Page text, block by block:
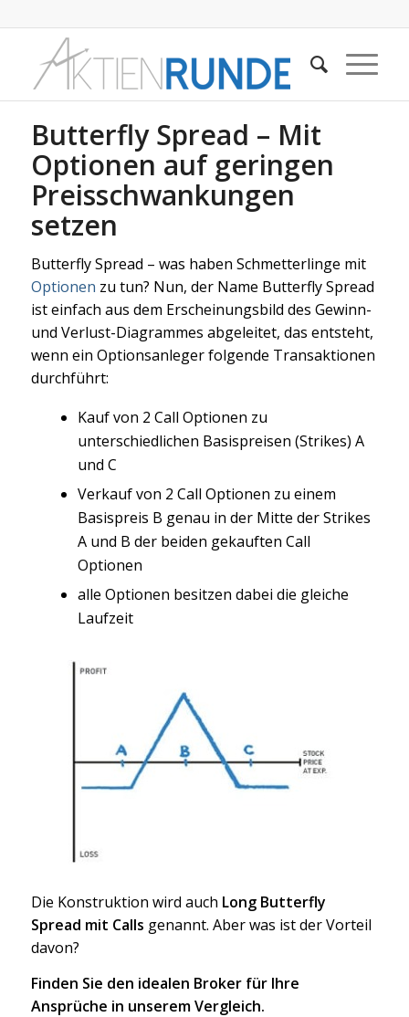
Butterfly Spread – Mit
Optionen auf geringen
Preisschwankungen
setzen
Butterfly Spread – was haben Schmetterlinge mit
Optionen zu tun? Nun, der Name Butterfly Spread
ist einfach aus dem Erscheinungsbild des Gewinn-
und Verlust-Diagrammes abgeleitet, das entsteht,
wenn ein Optionsanleger folgende Transaktionen
durchführt:
Kauf von 2 Call Optionen zu
unterschiedlichen Basispreisen (Strikes) A
und C
Verkauf von 2 Call Optionen zu einem
Basispreis B genau in der Mitte der Strikes
A und B der beiden gekauften Call
Optionen
alle Optionen besitzen dabei die gleiche
Laufzeit
Die Konstruktion wird auch Long Butterfly
Spread mit Calls genannt. Aber was ist der Vorteil
davon?
Finden Sie den idealen Broker für Ihre
Ansprüche in unserem Vergleich.